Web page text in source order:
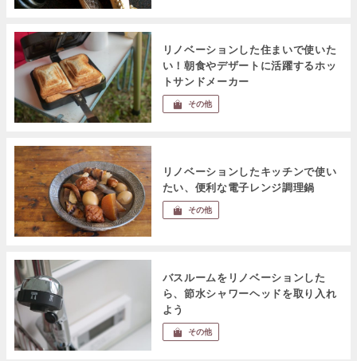
リノベーションした住まいで使いた
い！朝食やデザートに活躍するホッ
トサンドメーカー
その他
リノベーションしたキッチンで使い
たい、便利な電子レンジ調理鍋
その他
バスルームをリノベーションした
ら、節水シャワーヘッドを取り入れ
よう
その他